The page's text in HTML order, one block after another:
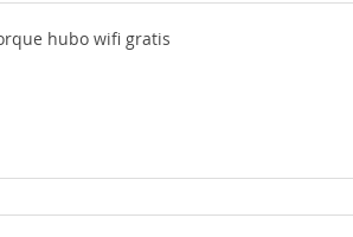
hubo wifi gratis